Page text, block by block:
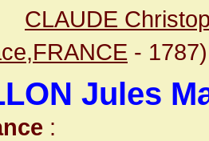
CLAUDE
- 1787)
Jules
: